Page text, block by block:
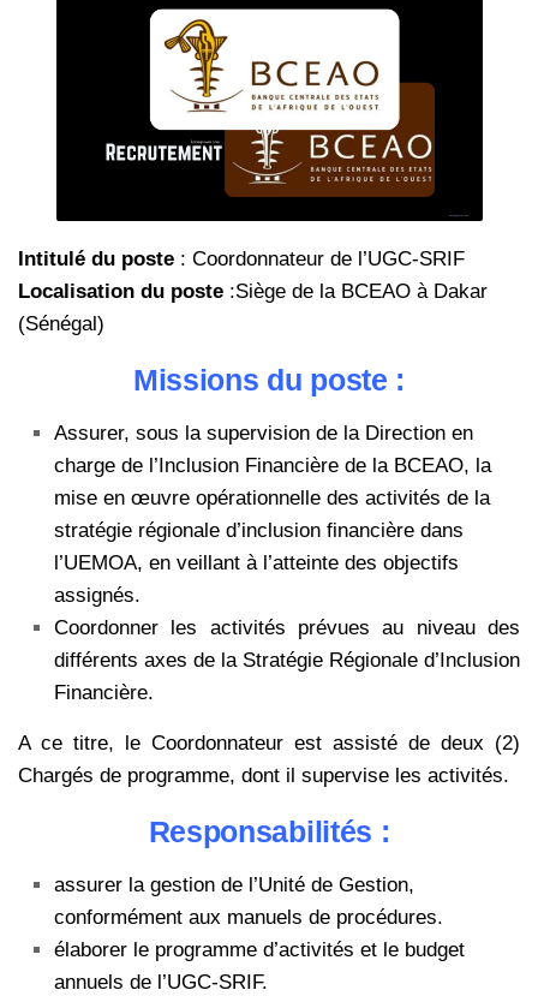
Intitulé du poste : Coordonnateur de l’UGC-SRIF
Localisation du poste :Siège de la BCEAO à Dakar
(Sénégal)
Missions du poste :
Assurer, sous la supervision de la Direction en
charge de l’Inclusion Financière de la BCEAO, la
mise en œuvre opérationnelle des activités de la
stratégie régionale d’inclusion financière dans
l’UEMOA, en veillant à l’atteinte des objectifs
assignés.
Coordonner les activités prévues au niveau des
différents axes de la Stratégie Régionale d’Inclusion
Financière.
A ce titre, le Coordonnateur est assisté de deux (2)
Chargés de programme, dont il supervise les activités.
Responsabilités :
assurer la gestion de l’Unité de Gestion,
conformément aux manuels de procédures.
élaborer le programme d’activités et le budget
annuels de l’UGC-SRIF.